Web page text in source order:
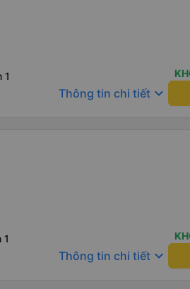
1
Thông tin chi tiết keyboard_arrow_down
1
Thông tin chi tiết keyboard_arrow_down